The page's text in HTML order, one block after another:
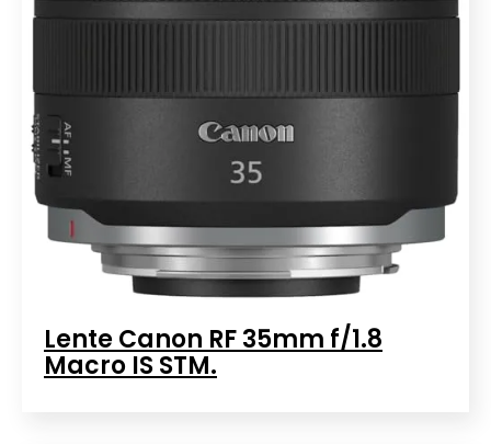
Lente Canon RF 35mm f/1.8
Macro IS STM.